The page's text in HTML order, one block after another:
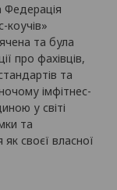
коучів»
та була
про фахівців,
та
імфітнес-
у світі
та
своєї власної